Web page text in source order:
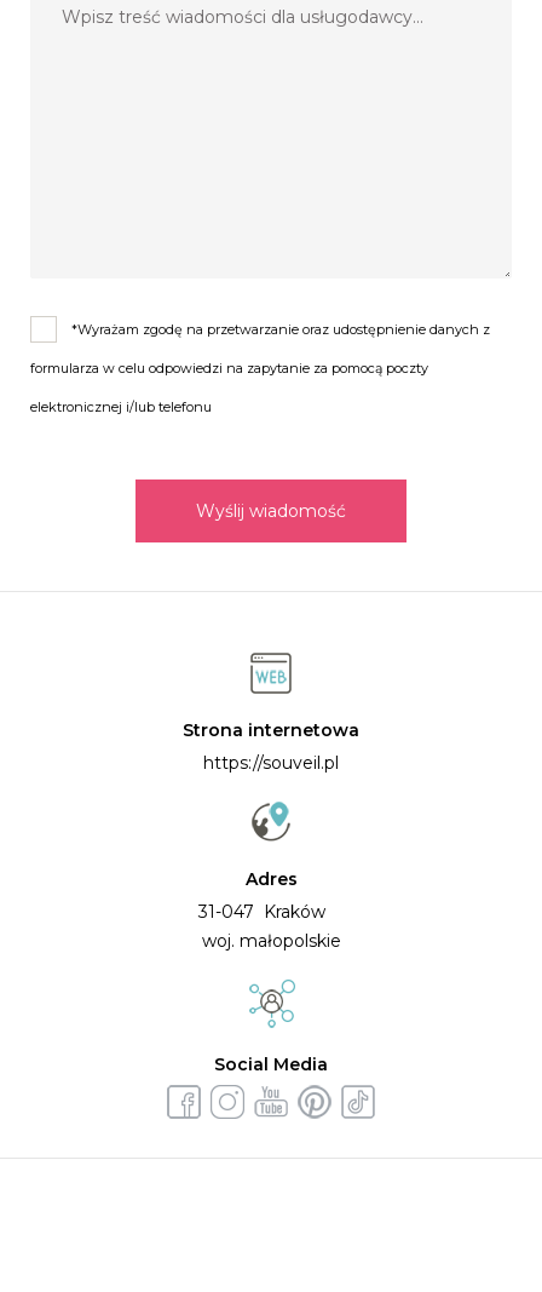
*Wyrażam zgodę na przetwarzanie oraz udostępnienie danych z
formularza w celu odpowiedzi na zapytanie za pomocą poczty
elektronicznej i/lub telefonu
Wyślij wiadomość
Strona internetowa
https://souveil.pl
Adres
31-047 Kraków
woj. małopolskie
Social Media